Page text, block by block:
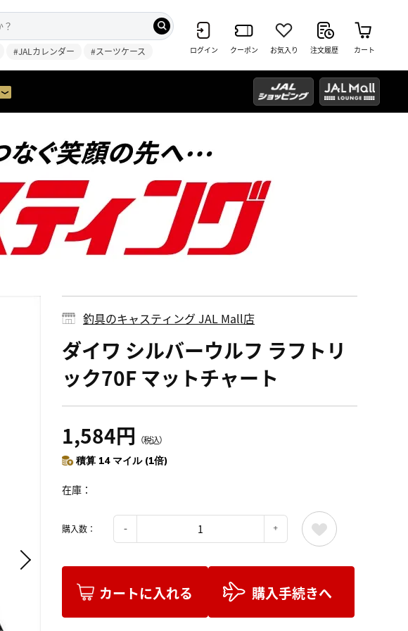
#JALカレンダー #スーツケース ログイン クーポン お気入り 注文履歴 カート
釣具のキャスティング JAL Mall店
ダイワ シルバーウルフ ラフトリ
ック70F マットチャート
1,584円 （税込）
積算 14 マイル (1倍)
在庫
購入数：
カートに入れる 購入手続きへ